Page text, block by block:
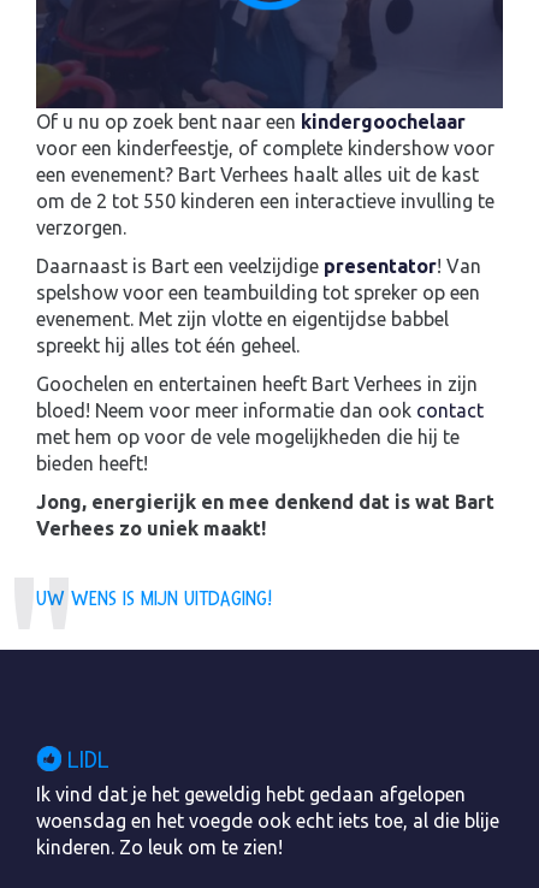
Of u nu op zoek bent naar een kindergoochelaar
voor een kinderfeestje, of complete kindershow voor
een evenement? Bart Verhees haalt alles uit de kast
om de 2 tot 550 kinderen een interactieve invulling te
verzorgen.
Daarnaast is Bart een veelzijdige presentator! Van
spelshow voor een teambuilding tot spreker op een
evenement. Met zijn vlotte en eigentijdse babbel
spreekt hij alles tot één geheel.
Goochelen en entertainen heeft Bart Verhees in zijn
bloed! Neem voor meer informatie dan ook contact
met hem op voor de vele mogelijkheden die hij te
bieden heeft!
Jong, energierijk en mee denkend dat is wat Bart
Verhees zo uniek maakt!
UW WENS IS MIJN UITDAGING!
LIDL
Ik vind dat je het geweldig hebt gedaan afgelopen
woensdag en het voegde ook echt iets toe, al die blije
kinderen. Zo leuk om te zien!